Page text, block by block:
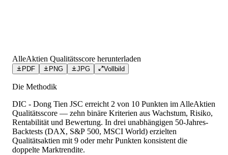
AlleAktien Qualitätsscore herunterladen
PDF PNG JPG Vollbild
Die Methodik
DIC - Dong Tien JSC erreicht 2 von 10 Punkten im AlleAktien
Qualitätsscore — zehn binäre Kriterien aus Wachstum, Risiko,
Rentabilität und Bewertung. In drei unabhängigen 50-Jahres-
Backtests (DAX, S&P 500, MSCI World) erzielten
Qualitätsaktien mit 9 oder mehr Punkten konsistent die
doppelte Marktrendite.